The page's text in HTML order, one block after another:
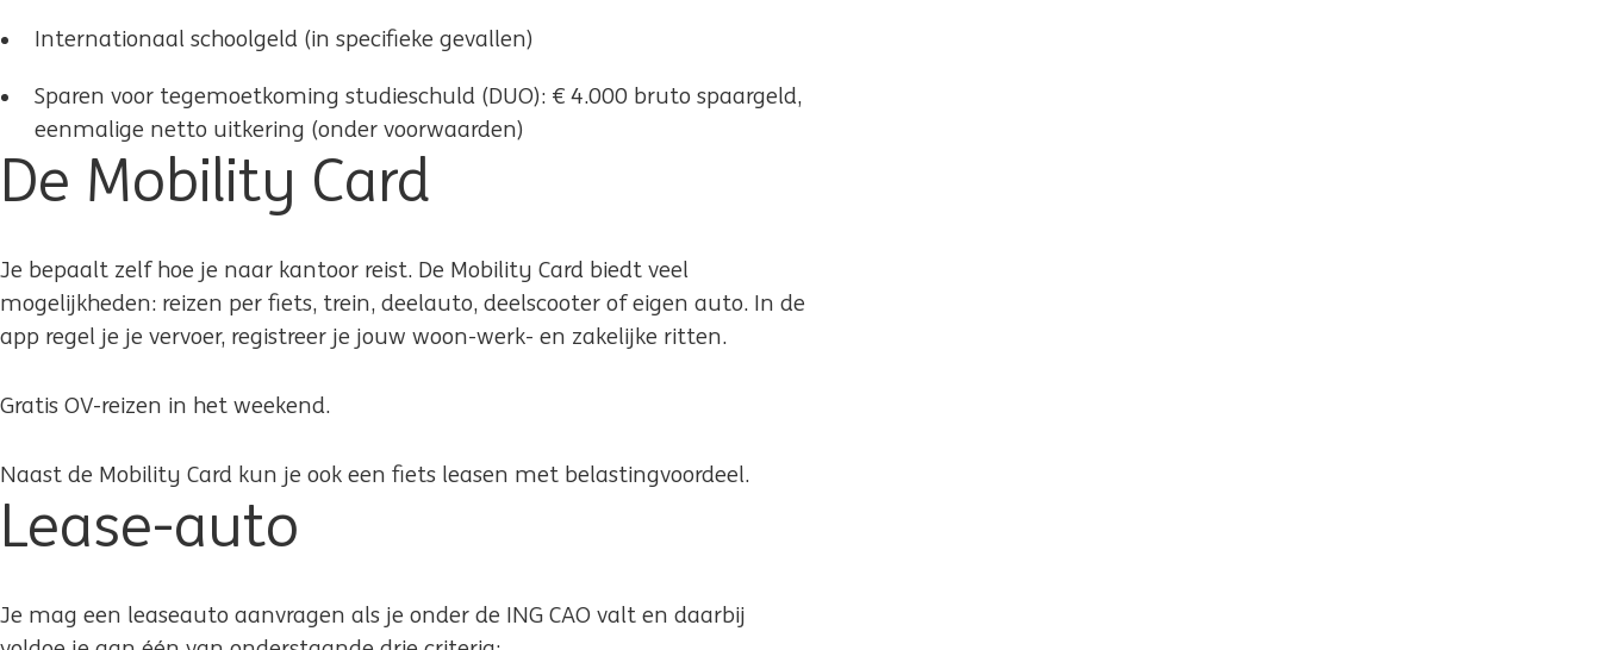
Internationaal schoolgeld (in specifieke gevallen)
Sparen voor tegemoetkoming studieschuld (DUO): € 4.000 bruto spaargeld,
eenmalige netto uitkering (onder voorwaarden)
De Mobility Card
Je bepaalt zelf hoe je naar kantoor reist. De Mobility Card biedt veel
mogelijkheden: reizen per fiets, trein, deelauto, deelscooter of eigen auto. In de
app regel je je vervoer, registreer je jouw woon-werk- en zakelijke ritten.
Gratis OV-reizen in het weekend.
Naast de Mobility Card kun je ook een fiets leasen met belastingvoordeel.
Lease-auto
Je mag een leaseauto aanvragen als je onder de ING CAO valt en daarbij